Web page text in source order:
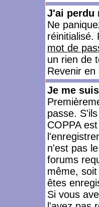
J'ai perdu
Ne
réinitialisé.
mot de
un rien de
Revenir en
Je me
passe.
COPPA
n'est pas
forums
même,
êtes
Si vous